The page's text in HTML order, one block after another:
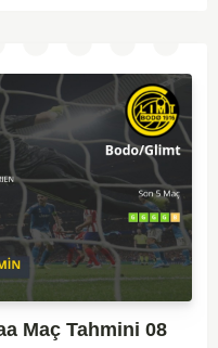
Maç Tahmini 08